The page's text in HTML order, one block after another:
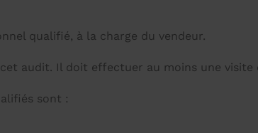
qualifié, à la charge du vendeur.
audit. Il doit effectuer au moins une
sont :